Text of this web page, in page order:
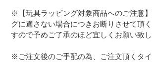
※【玩具ラッピング対象商品へのご注意
グに適さない場合につきお断りさせて頂
すので予めご了承のほど宜しくお願い致し
※ご注文後のご手配の為、ご注文頂くタイ